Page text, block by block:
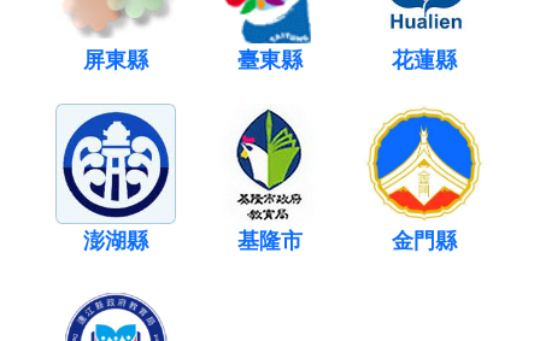
屏東縣 臺東縣 花蓮縣
澎湖縣 基隆市 金門縣